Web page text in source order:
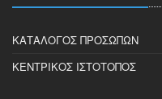
ΚΑΤΆΛΟΓΟΣ ΠΡΟΣΏΠΩΝ
ΚΕΝΤΡΙΚΌΣ ΙΣΤΌΤΟΠΟΣ